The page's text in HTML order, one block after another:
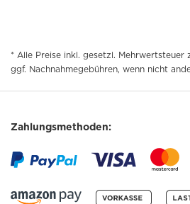
* Alle Preise inkl. gesetzl. Mehrwertsteuer
ggf. Nachnahmegebühren, wenn nicht
Zahlungsmethoden: